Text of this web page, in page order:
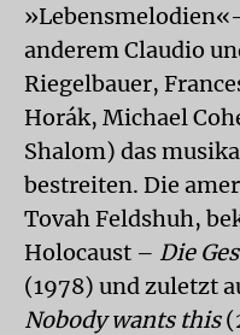
anderem Claudio
Riegelbauer,
Horák, Michael
Shalom) das
bestreiten. Die
Tovah Feldshuh,
Holocaust – Die
(1978) und zuletzt
Nobody wants this